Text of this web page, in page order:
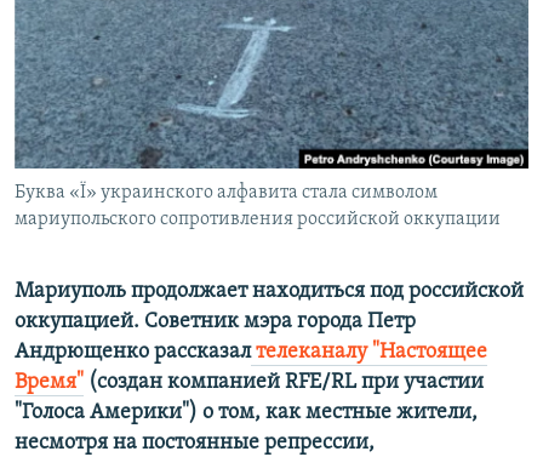
ПОБЕДИТЕЛЕЙ НЕ СУДЯТ?
КРЫМ.НЕПОКОРЕННЫЙ
ELIFBE
УКРАИНСКАЯ ПРОБЛЕМА КРЫМА
ПРИСОЕДИНЯЙТЕСЬ!
Все сайты RFE/RL
Буква «Ї» украинского алфавита стала символом
мариупольского сопротивления российской оккупации
Мариуполь продолжает находиться под российской
оккупацией. Советник мэра города Петр
Андрющенко рассказал телеканалу "Настоящее
Время" ​(создан компанией RFE/RL при участии
"Голоса Америки") о том, как местные жители,
несмотря на постоянные репрессии,